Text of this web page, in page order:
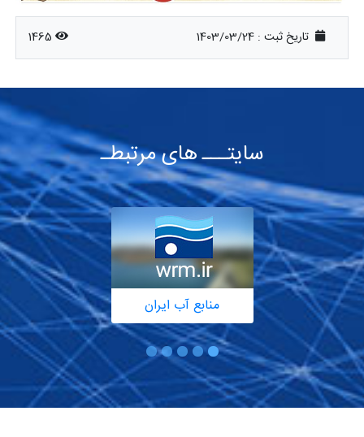
تاریخ ثبت :1403/03/24
1465
سایتـــ های مرتبطـ
منابع آب ایران